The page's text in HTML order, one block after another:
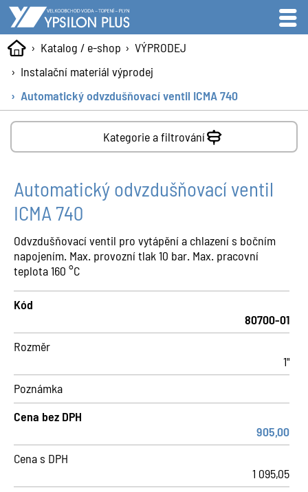
Katalog / e-shop
VÝPRODEJ
Instalační materiál výprodej
Automatický odvzdušňovací ventil ICMA 740
Kategorie a filtrování
Automatický odvzdušňovací ventil
ICMA 740
Odvzdušňovací ventil pro vytápění a chlazení s bočním
napojením. Max. provozní tlak 10 bar. Max. pracovní
teplota 160 °C
Kód
80700-01
Rozměr
1"
Poznámka
Cena bez DPH
905,00
Cena s DPH
1 095,05